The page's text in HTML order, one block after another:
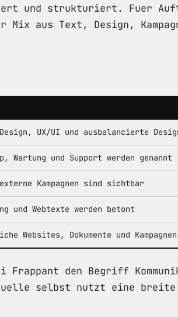
und strukturiert. Fuer
aus Text, Design,
UX/UI und ausbalancierte
Wartung und Support werden genannt
Kampagnen sind sichtbar
und Webtexte werden betont
Websites, Dokumente und Kampagnen
den Begriff
selbst nutzt eine